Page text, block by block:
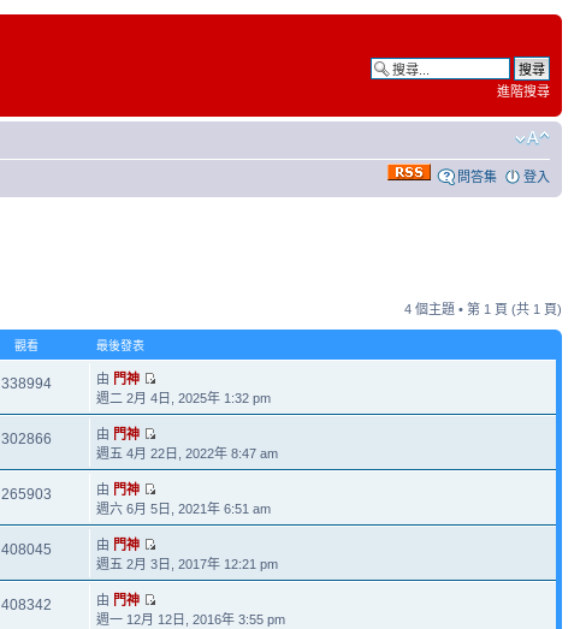
進階搜尋
問答集 登入
4 個主題 • 第 1 頁 (共 1 頁)
觀看 最後發表
338994 由 門神
週二 2月 4日, 2025年 1:32 pm
302866 由 門神
週五 4月 22日, 2022年 8:47 am
265903 由 門神
週六 6月 5日, 2021年 6:51 am
408045 由 門神
週五 2月 3日, 2017年 12:21 pm
408342 由 門神
週一 12月 12日, 2016年 3:55 pm